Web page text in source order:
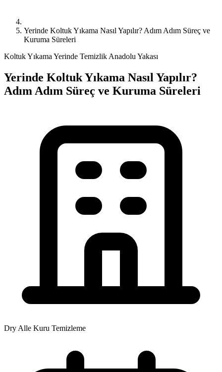
Yerinde Koltuk Yıkama Nasıl Yapılır? Adım Adım Süreç ve
Kuruma Süreleri
Koltuk Yıkama Yerinde Temizlik Anadolu Yakası
Yerinde Koltuk Yıkama Nasıl Yapılır?
Adım Adım Süreç ve Kuruma Süreleri
Dry Alle Kuru Temizleme